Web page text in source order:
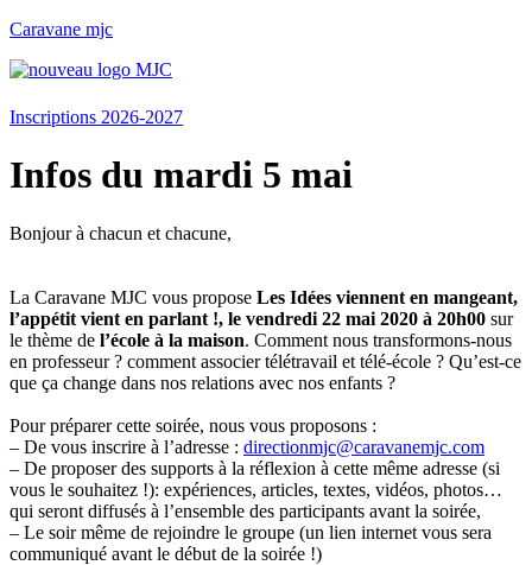
Caravane mjc
Inscriptions 2026-2027
Infos du mardi 5 mai
Bonjour à chacun et chacune,
La Caravane MJC vous propose Les Idées viennent en mangeant,
l’appétit vient en parlant !, le vendredi 22 mai 2020 à 20h00 sur
le thème de l’école à la maison. Comment nous transformons-nous
en professeur ? comment associer télétravail et télé-école ? Qu’est-ce
que ça change dans nos relations avec nos enfants ?
Pour préparer cette soirée, nous vous proposons :
– De vous inscrire à l’adresse : directionmjc@caravanemjc.com
– De proposer des supports à la réflexion à cette même adresse (si
vous le souhaitez !): expériences, articles, textes, vidéos, photos…
qui seront diffusés à l’ensemble des participants avant la soirée,
– Le soir même de rejoindre le groupe (un lien internet vous sera
communiqué avant le début de la soirée !)